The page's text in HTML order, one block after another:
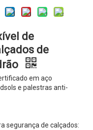
de
de
em aço
e palestras anti-
segurança de calçados: